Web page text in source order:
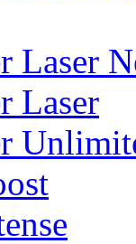
Laser
Laser